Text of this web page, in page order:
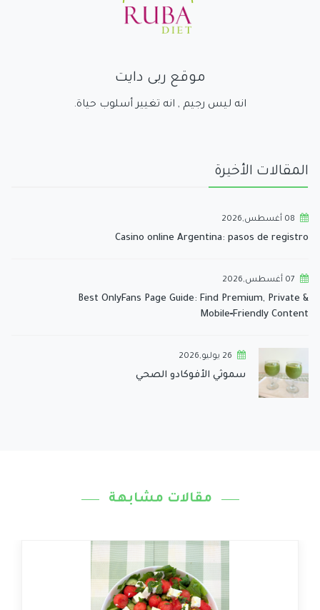
موقع ربى دايت
انه ليس رجيم , انه تغيير أسلوب حياة.
المقالات الأخيرة
08 أغسطس,2026
Casino online Argentina: pasos de registro
07 أغسطس,2026
Best OnlyFans Page Guide: Find Premium, Private &
Mobile‑Friendly Content
26 يوليو,2026
سموثي الأفوكادو الصحي
مقالات مشابهة